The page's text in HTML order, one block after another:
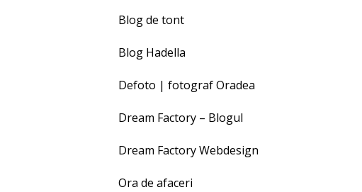
Blog de tont
Blog Hadella
Defoto | fotograf Oradea
Dream Factory – Blogul
Dream Factory Webdesign
Ora de afaceri